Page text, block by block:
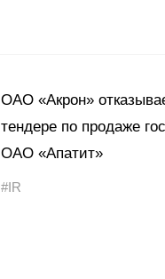
ОАО «Акрон»
тендере по продаже
ОАО «Апатит»
#IR